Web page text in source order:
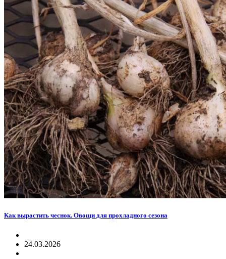
Как вырастить чеснок. Овощи для прохладного сезона
24.03.2026